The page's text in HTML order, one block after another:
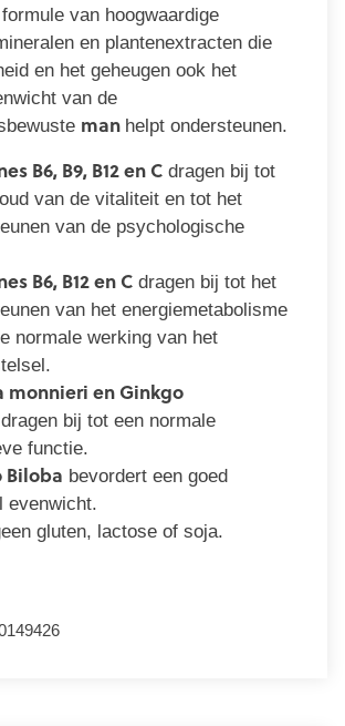
van hoogwaardige
en plantenextracten die
en het geheugen ook het
van de
man helpt ondersteunen.
B6, B9, B12 en C dragen bij tot
van de vitaliteit en tot het
van de psychologische
B6, B12 en C dragen bij tot het
van het energiemetabolisme
normale werking van het
monnieri en Ginkgo
dragen bij tot een normale
functie.
Biloba bevordert een goed
evenwicht.
gluten, lactose of soja.